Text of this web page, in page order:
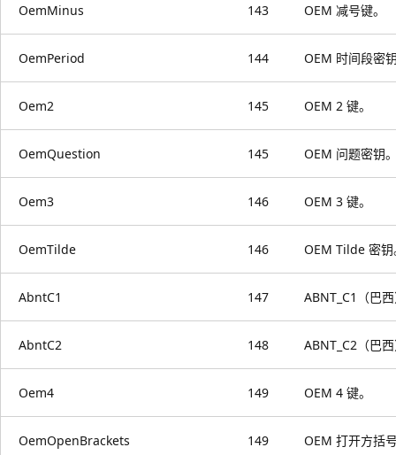
OemMinus 143 OEM 减号键。
OemPeriod 144 OEM 时间段密
Oem2 145 OEM 2 键。
OemQuestion 145 OEM 问题密钥
Oem3 146 OEM 3 键。
OemTilde 146 OEM Tilde 密钥
AbntC1 147 ABNT_C1（巴
AbntC2 148 ABNT_C2（巴
Oem4 149 OEM 4 键。
OemOpenBrackets 149 OEM 打开方括